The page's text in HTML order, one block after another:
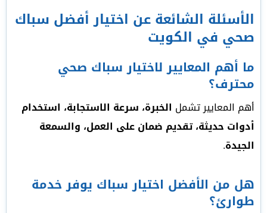
الأسئلة الشائعة عن اختيار أفضل سباك
صحي في الكويت
ما أهم المعايير لاختيار سباك صحي
محترف؟
أهم المعايير تشمل الخبرة، سرعة الاستجابة، استخدام
أدوات حديثة، تقديم ضمان على العمل، والسمعة
الجيدة.
هل من الأفضل اختيار سباك يوفر خدمة
طوارئ؟